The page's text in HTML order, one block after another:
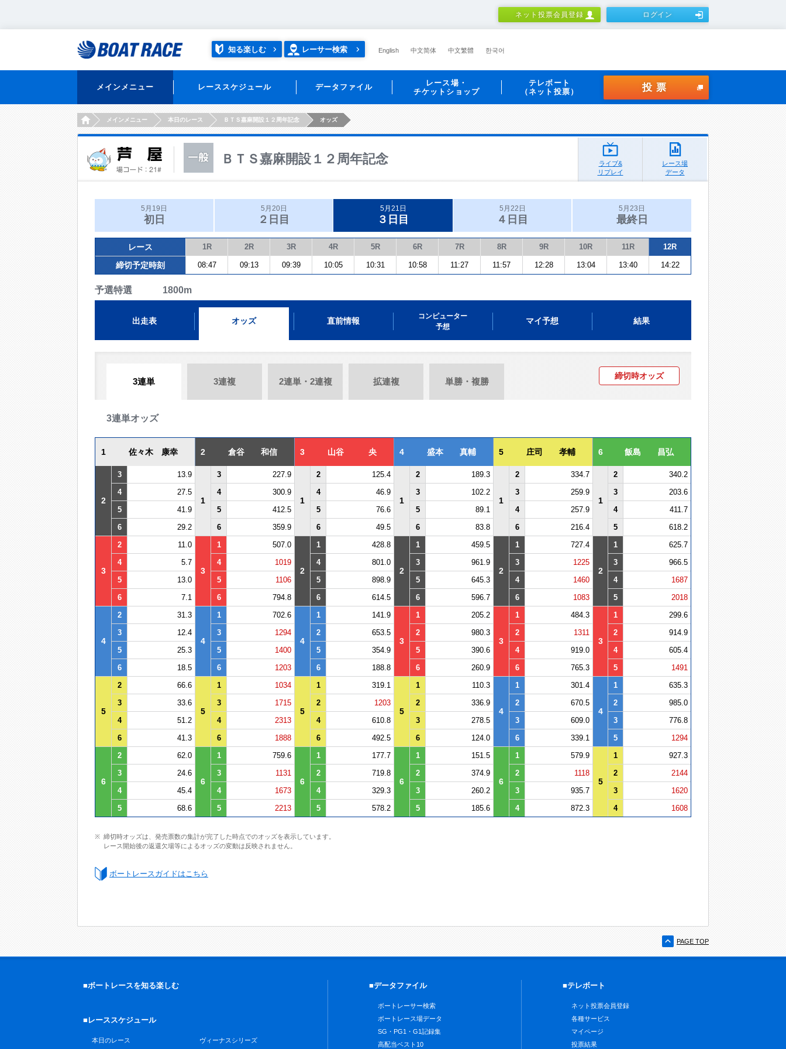
ネット投票会員登録 ログイン
知る楽しむ レーサー検索 English 中文简体 中文繁體 한국어
メインメニュー レーススケジュール データファイル
レース場・
チケットショップ
テレボート
（ネット投票）
投票
HOMEメインメニュー 本日のレース ＢＴＳ嘉麻開設１２周年記念 オッズ
ＢＴＳ嘉麻開設１２周年記念
ライブ&
リプレイ
レース場
データ
5月19日
初日
5月20日
２日目
5月21日
３日目
5月22日
４日目
5月23日
最終日
レース 1R 2R 3R 4R 5R 6R 7R 8R 9R 10R 11R 12R
締切予定時刻 08:47 09:13 09:39 10:05 10:31 10:58 11:27 11:57 12:28 13:04 13:40 14:22
予選特選 1800m
出走表 オッズ 直前情報
コンピューター
予想
マイ予想 結果
3連単 3連複 2連単・2連複 拡連複 単勝・複勝
締切時オッズ
3連単オッズ
1 佐々木 康幸 2 倉谷 和信 3 山谷 央 4 盛本 真輔 5 庄司 孝輔 6 飯島 昌弘
2
3 13.9
1
3 227.9
1
2 125.4
1
2 189.3
1
2 334.7
1
2
340.2
4
27.5 4 300.9 4 46.9 3 102.2 3 259.9 3
203.6
5
41.9 5 412.5 5 76.6 5 89.1 4 257.9 4
411.7
6
29.2 6 359.9 6 49.5 6 83.8 6 216.4 5 618.2
3
2 11.0
3
1 507.0
2
1 428.8
2
1 459.5
2
1 727.4
2
1
625.7
4
5.7 4 1019 4 801.0 3 961.9 3 1225 3
966.5
5
13.0 5 1106 5 898.9 5 645.3 4 1460 4
1687
6
7.1 6 794.8 6 614.5 6 596.7 6 1083 5 2018
4
2 31.3
4
1 702.6
4
1 141.9
3
1 205.2
3
1 484.3
3
1
299.6
3
12.4 3 1294 2 653.5 2 980.3 2 1311 2
914.9
5
25.3 5 1400 5 354.9 5 390.6 4 919.0 4
605.4
6
18.5 6 1203 6 188.8 6 260.9 6 765.3 5 1491
5
2 66.6
5
1 1034
5
1 319.1
5
1 110.3
4
1 301.4
4
1
635.3
3
33.6 3 1715 2 1203 2 336.9 2 670.5 2
985.0
4
51.2 4 2313 4 610.8 3 278.5 3 609.0 3
776.8
6
41.3 6 1888 6 492.5 6 124.0 6 339.1 5 1294
6
2 62.0
6
1 759.6
6
1 177.7
6
1 151.5
6
1 579.9
5
1
927.3
3
24.6 3 1131 2 719.8 2 374.9 2 1118 2
2144
4
45.4 4 1673 4 329.3 3 260.2 3 935.7 3
1620
5
68.6 5 2213 5 578.2 5 185.6 4 872.3 4 1608
締切時オッズは、発売票数の集計が完了した時点でのオッズを表示しています。
レース開始後の返還欠場等によるオッズの変動は反映されません。
ボートレースガイドはこちら
PAGE TOP
■ボートレースを知る楽しむ
■レーススケジュール
本日のレース ヴィーナスシリーズ
■データファイル
ボートレーサー検索
ボートレース場データ
SG・PG1・G1記録集
高配当ベスト10
■テレボート
ネット投票会員登録
各種サービス
マイページ
投票結果